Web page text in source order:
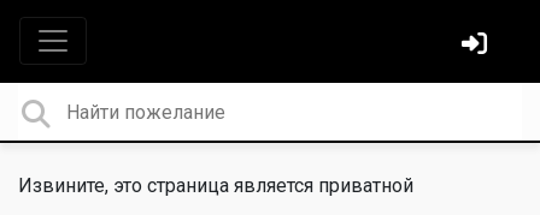
Извините, это страница является приватной